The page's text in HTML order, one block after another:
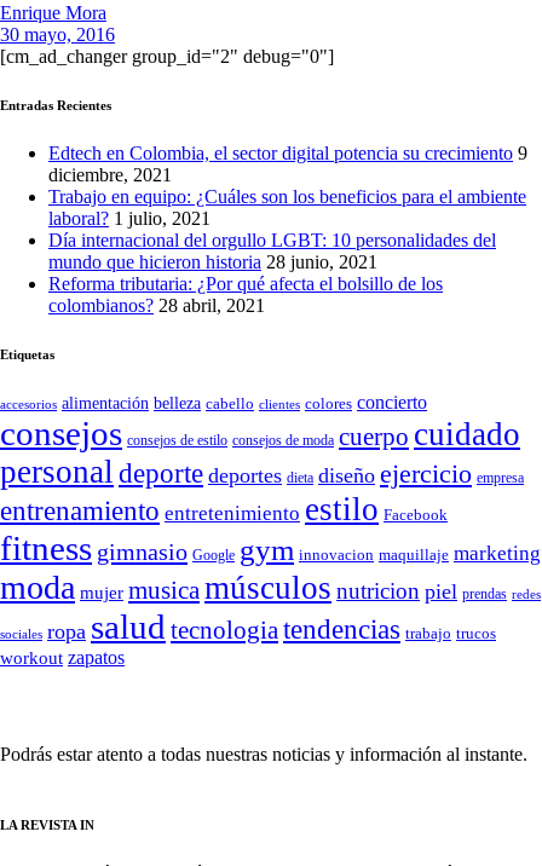
Enrique Mora
30 mayo, 2016
[cm_ad_changer group_id="2" debug="0"]
Entradas Recientes
Edtech en Colombia, el sector digital potencia su crecimiento 9
diciembre, 2021
Trabajo en equipo: ¿Cuáles son los beneficios para el ambiente
laboral? 1 julio, 2021
Día internacional del orgullo LGBT: 10 personalidades del
mundo que hicieron historia 28 junio, 2021
Reforma tributaria: ¿Por qué afecta el bolsillo de los
colombianos? 28 abril, 2021
Etiquetas
accesorios alimentación belleza cabello clientes colores concierto
consejos consejos de estilo consejos de moda cuerpo cuidado
personal deporte deportes dieta diseño ejercicio empresa
entrenamiento entretenimiento estilo Facebook
fitness gimnasio Google gym innovacion maquillaje marketing
moda mujer musica músculos nutricion piel prendas redes
sociales ropa salud tecnologia tendencias trabajo trucos
workout zapatos
Podrás estar atento a todas nuestras noticias y información al instante.
LA REVISTA IN